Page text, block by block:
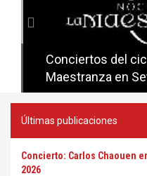
Conciertos del
Maestranza en
Conciertos del
Sevilla
Últimas publicaciones
Concierto: Carlos Chaouen
2026